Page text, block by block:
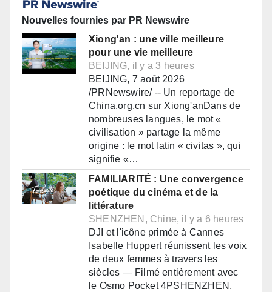
Nouvelles fournies par PR Newswire
Xiong'an : une ville meilleure
pour une vie meilleure
BEIJING, il y a 3 heures
BEIJING, 7 août 2026
/PRNewswire/ -- Un reportage de
China.org.cn sur Xiong'anDans de
nombreuses langues, le mot «
civilisation » partage la même
origine : le mot latin « civitas », qui
signifie «…
FAMILIARITÉ : Une convergence
poétique du cinéma et de la
littérature
SHENZHEN, Chine, il y a 6 heures
DJI et l'icône primée à Cannes
Isabelle Huppert réunissent les voix
de deux femmes à travers les
siècles — Filmé entièrement avec
le Osmo Pocket 4PSHENZHEN,